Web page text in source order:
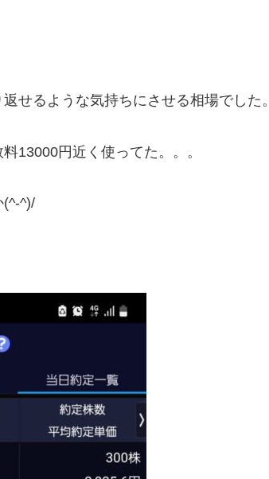
せるような気持ちにさせる相場でした。
13000円近く使ってた。。。
(^-^)/